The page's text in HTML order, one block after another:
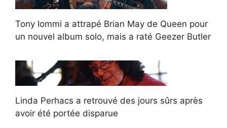
Tony Iommi a attrapé Brian May de Queen pour
un nouvel album solo, mais a raté Geezer Butler
Linda Perhacs a retrouvé des jours sûrs après
avoir été portée disparue